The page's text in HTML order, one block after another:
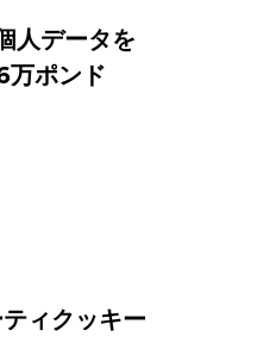
データを
万ポンド
ィクッキー